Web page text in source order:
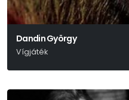
Dandin György
Vígjáték